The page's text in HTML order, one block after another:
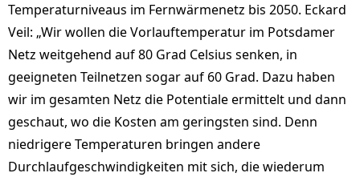
Temperaturniveaus im Fernwärmenetz bis 2050. Eckard
Veil: „Wir wollen die Vorlauftemperatur im Potsdamer
Netz weitgehend auf 80 Grad Celsius senken, in
geeigneten Teilnetzen sogar auf 60 Grad. Dazu haben
wir im gesamten Netz die Potentiale ermittelt und dann
geschaut, wo die Kosten am geringsten sind. Denn
niedrigere Temperaturen bringen andere
Durchlaufgeschwindigkeiten mit sich, die wiederum